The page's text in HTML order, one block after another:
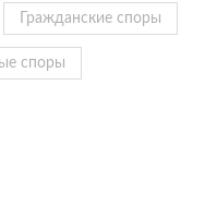
Гражданские споры
споры